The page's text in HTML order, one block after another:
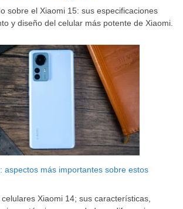
sobre el Xiaomi 15: sus especificaciones
y diseño del celular más potente de Xiaomi.
aspectos más importantes sobre estos
Xiaomi 14; sus características,